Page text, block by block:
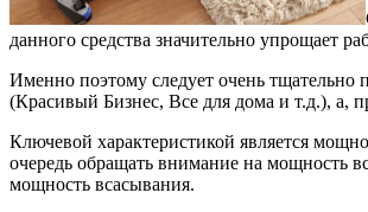
данного средства значительно упрощает
Именно поэтому следует очень тщательно
(Красивый Бизнес, Все для дома и т.д.), а,
Ключевой характеристикой является
очередь обращать внимание на мощность
мощность всасывания.